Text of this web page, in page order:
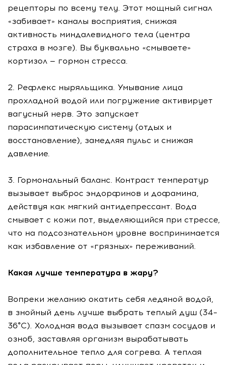
рецепторы по всему телу. Этот мощный сигнал
«забивает» каналы восприятия, снижая
активность миндалевидного тела (центра
страха в мозге). Вы буквально «смываете»
кортизол — гормон стресса.
2. Рефлекс ныряльщика. Умывание лица
прохладной водой или погружение активирует
вагусный нерв. Это запускает
парасимпатическую систему (отдых и
восстановление), замедляя пульс и снижая
давление.
3. Гормональный баланс. Контраст температур
вызывает выброс эндорфинов и дофамина,
действуя как мягкий антидепрессант. Вода
смывает с кожи пот, выделяющийся при стрессе,
что на подсознательном уровне воспринимается
как избавление от «грязных» переживаний.
Какая лучше температура в жару?
Вопреки желанию окатить себя ледяной водой,
в знойный день лучше выбрать теплый душ (34–
36°C). Холодная вода вызывает спазм сосудов и
озноб, заставляя организм вырабатывать
дополнительное тепло для согрева. А теплая